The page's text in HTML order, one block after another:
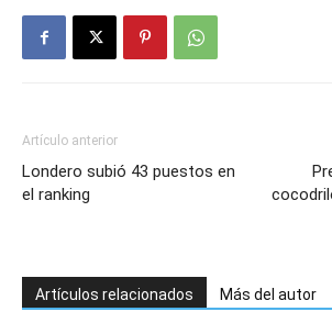
Artículo anterior
Londero subió 43 puestos en
el ranking
Artículos relacionados Más del autor